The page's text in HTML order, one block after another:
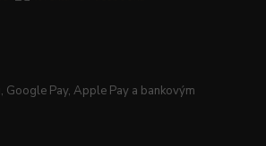
Google Pay, Apple Pay a bankovým